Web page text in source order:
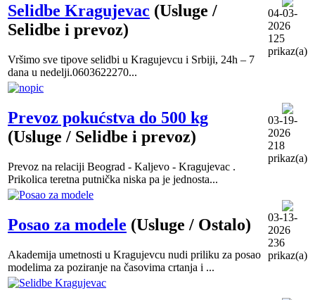
Selidbe Kragujevac (Usluge /
Selidbe i prevoz)
Vršimo sve tipove selidbi u Kragujevcu i Srbiji, 24h – 7
dana u nedelji.0603622270...
04-03-
2026
125
prikaz(a)
Prevoz pokućstva do 500 kg
(Usluge / Selidbe i prevoz)
Prevoz na relaciji Beograd - Kaljevo - Kragujevac .
Prikolica teretna putnička niska pa je jednosta...
03-19-
2026
218
prikaz(a)
Posao za modele (Usluge / Ostalo)
Akademija umetnosti u Kragujevcu nudi priliku za posao
modelima za poziranje na časovima crtanja i ...
03-13-
2026
236
prikaz(a)